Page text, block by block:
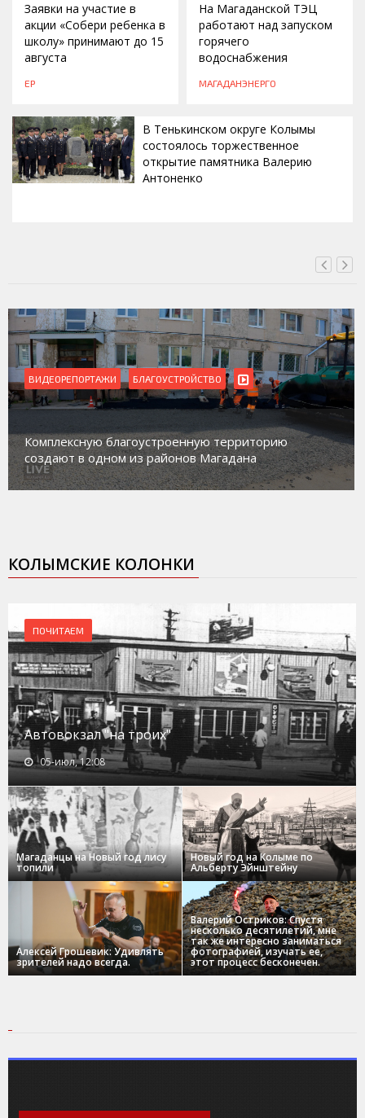
Заявки на участие в
акции «Собери ребенка в
школу» принимают до 15
августа
ЕР
На Магаданской ТЭЦ
работают над запуском
горячего
водоснабжения
МАГАДАНЭНЕРГО
В Тенькинском округе Колымы
состоялось торжественное
открытие памятника Валерию
Антоненко
ВИДЕОРЕПОРТАЖИ БЛАГОУСТРОЙСТВО
Комплексную благоустроенную территорию
создают в одном из районов Магадана
КОЛЫМСКИЕ КОЛОНКИ
ПОЧИТАЕМ
Автовокзал "на троих"
05-июл, 12:08
Магаданцы на Новый год лису
топили
Новый год на Колыме по
Альберту Эйнштейну
Алексей Грошевик: Удивлять
зрителей надо всегда.
Валерий Остриков: Спустя
несколько десятилетий, мне
так же интересно заниматься
фотографией, изучать ее,
этот процесс бесконечен.